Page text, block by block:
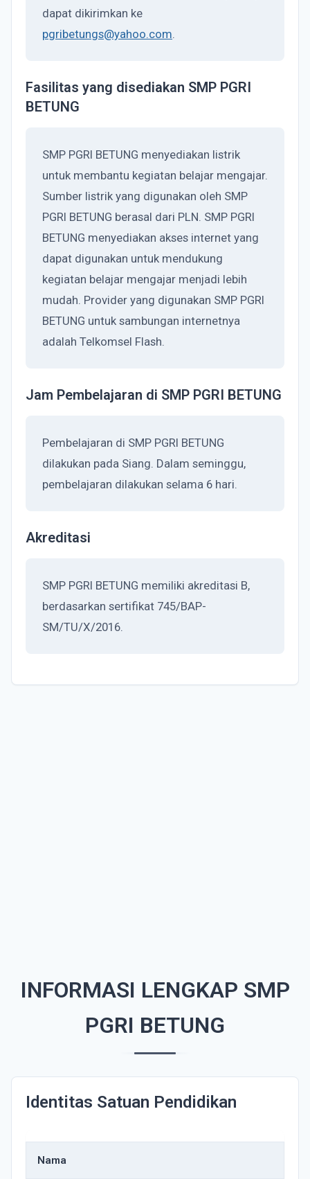
dapat dikirimkan ke
pgribetungs@yahoo.com.
Fasilitas yang disediakan SMP PGRI
BETUNG
SMP PGRI BETUNG menyediakan listrik
untuk membantu kegiatan belajar mengajar.
Sumber listrik yang digunakan oleh SMP
PGRI BETUNG berasal dari PLN. SMP PGRI
BETUNG menyediakan akses internet yang
dapat digunakan untuk mendukung
kegiatan belajar mengajar menjadi lebih
mudah. Provider yang digunakan SMP PGRI
BETUNG untuk sambungan internetnya
adalah Telkomsel Flash.
Jam Pembelajaran di SMP PGRI BETUNG
Pembelajaran di SMP PGRI BETUNG
dilakukan pada Siang. Dalam seminggu,
pembelajaran dilakukan selama 6 hari.
Akreditasi
SMP PGRI BETUNG memiliki akreditasi B,
berdasarkan sertifikat 745/BAP-
SM/TU/X/2016.
INFORMASI LENGKAP SMP
PGRI BETUNG
Identitas Satuan Pendidikan
Nama